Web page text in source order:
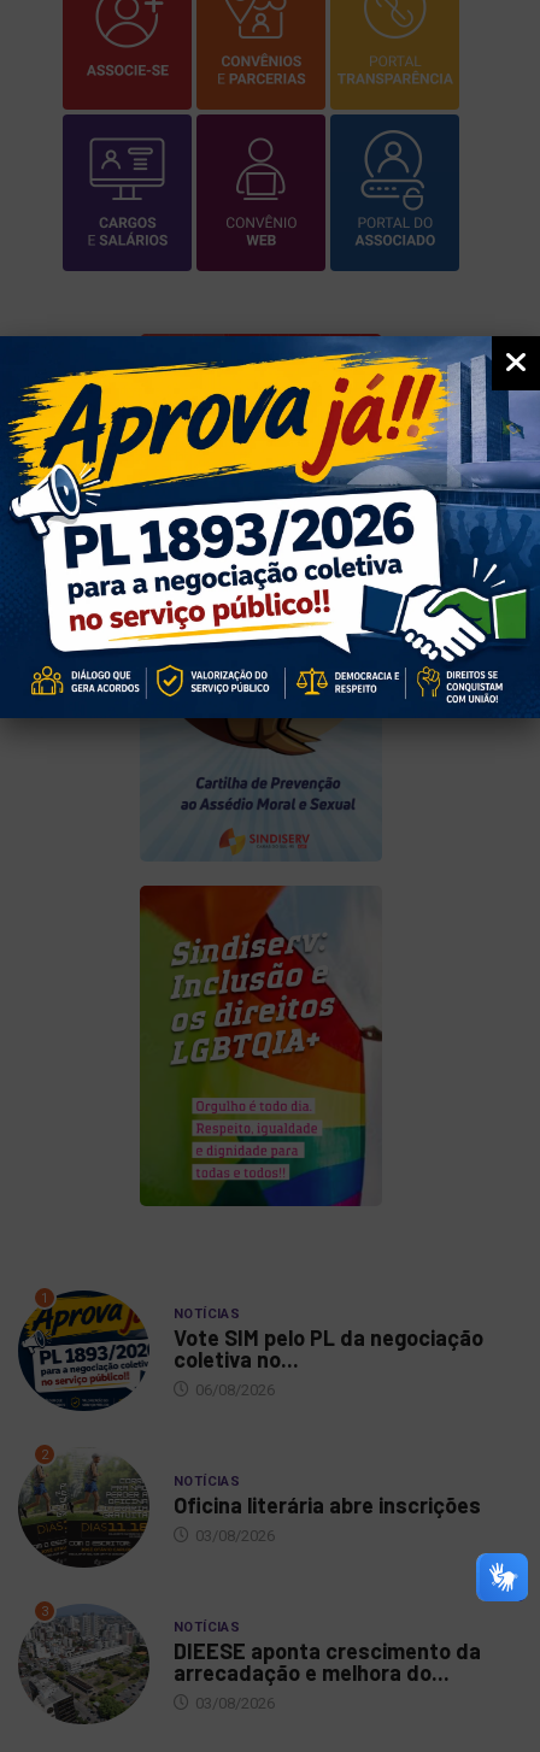
1
NOTÍCIAS
Vote SIM pelo PL da negociação
coletiva no...
06/08/2026
2
NOTÍCIAS
Oficina literária abre inscrições
03/08/2026
3
NOTÍCIAS
DIEESE aponta crescimento da
arrecadação e melhora do...
03/08/2026